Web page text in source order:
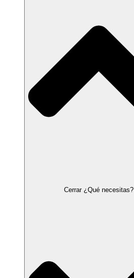
Cerrar ¿Qué necesitas?